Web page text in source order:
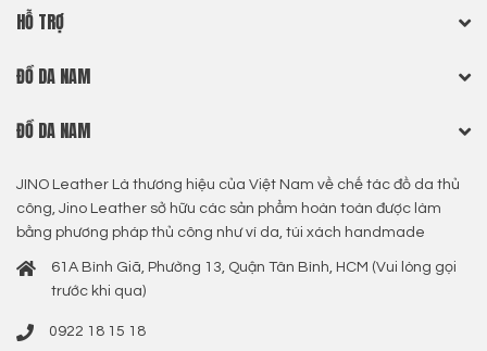
HỖ TRỢ
ĐỒ DA NAM
ĐỒ DA NAM
JINO Leather Là thương hiệu của Việt Nam về chế tác đồ da thủ
công, Jino Leather sở hữu các sản phẩm hoàn toàn được làm
bằng phương pháp thủ công như ví da, túi xách handmade
61A Bình Giã, Phường 13, Quận Tân Bình, HCM (Vui lòng gọi
trước khi qua)
0922 18 15 18